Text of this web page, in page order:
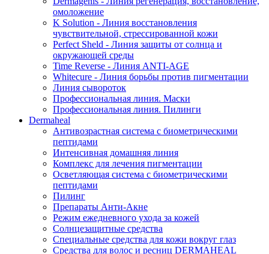
омоложение
K Solution - Линия восстановления
чувствительной, стрессированной кожи
Perfect Sheld - Линия защиты от солнца и
окружающей среды
Time Reverse - Линия ANTI-AGE
Whitecure - Линия борьбы против пигментации
Линия сывороток
Профессиональная линия. Маски
Профессиональная линия. Пилинги
Dermaheal
Антивозрастная система с биометрическими
пептидами
Интенсивная домашняя линия
Комплекс для лечения пигментации
Осветляющая система с биометрическими
пептидами
Пилинг
Препараты Анти-Акне
Режим ежедневного ухода за кожей
Солнцезащитные средства
Специальные средства для кожи вокруг глаз
Средства для волос и ресниц DERMAHEAL